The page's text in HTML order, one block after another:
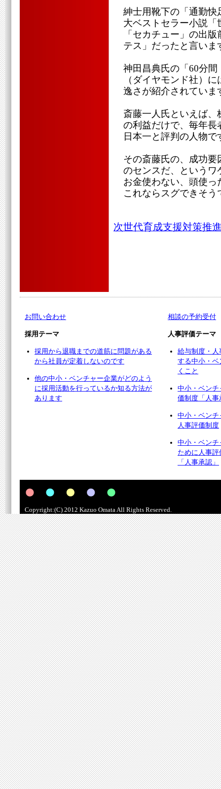
紳士用靴下の「通勤快
大ベストセラー小説
「セカチュー」の出
テス」だったと言いま
神田昌典氏の「60分
（ダイヤモンド社）
逸さが紹介されていま
斎藤一人氏といえば
の利益だけで、毎年長
日本一と評判の人物で
その斎藤氏の、成功
のセンスだ、というワ
お金使わない、頭使っ
これならスグできそう
次世代育成支援対策推
お問い合わせ
採用テーマ
採用から退職までの道筋に問題がある
から社員が定着しないのです
他の中小・ベンチャー企業がどのよう
に採用活動を行っているか知る方法が
あります
相談の予約受付
人事評価テーマ
給与制度・
する中小・
くこと
中小・ベン
価制度「人事
中小・ベン
人事評価制度
中小・ベン
ために人事
「人事承認」
Copyright:(C) 2012 Kazuo Omata All Rights Reserved.